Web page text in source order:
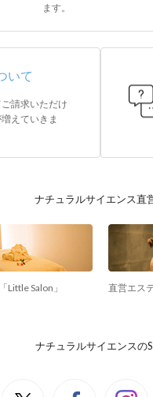
ます。
いて
請求いただけ
えていきま
ナチュラルサイエンス直
Little Salon」 直営エス
ナチュラルサイエンスの